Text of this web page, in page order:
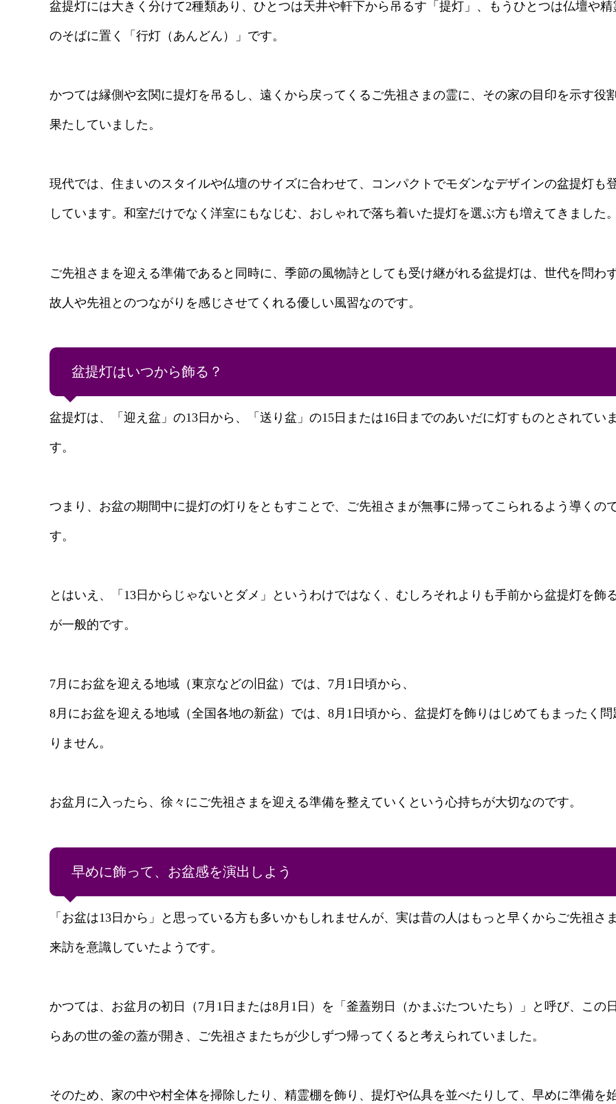
盆提灯には大きく分けて2種類あり、ひとつは天井や軒下から吊るす「提灯」、もうひとつは仏壇や精
のそばに置く「行灯（あんどん）」です。
かつては縁側や玄関に提灯を吊るし、遠くから戻ってくるご先祖さまの霊に、その家の目印を示す役
果たしていました。
現代では、住まいのスタイルや仏壇のサイズに合わせて、コンパクトでモダンなデザインの盆提灯も
しています。和室だけでなく洋室にもなじむ、おしゃれで落ち着いた提灯を選ぶ方も増えてきました。
ご先祖さまを迎える準備であると同時に、季節の風物詩としても受け継がれる盆提灯は、世代を問わず
故人や先祖とのつながりを感じさせてくれる優しい風習なのです。
盆提灯はいつから飾る？
盆提灯は、「迎え盆」の13日から、「送り盆」の15日または16日までのあいだに灯すものとされていま
す。
つまり、お盆の期間中に提灯の灯りをともすことで、ご先祖さまが無事に帰ってこられるよう導くの
す。
とはいえ、「13日からじゃないとダメ」というわけではなく、むしろそれよりも手前から盆提灯を飾
が一般的です。
7月にお盆を迎える地域（東京などの旧盆）では、7月1日頃から、
8月にお盆を迎える地域（全国各地の新盆）では、8月1日頃から、盆提灯を飾りはじめてもまったく問
りません。
お盆月に入ったら、徐々にご先祖さまを迎える準備を整えていくという心持ちが大切なのです。
早めに飾って、お盆感を演出しよう
「お盆は13日から」と思っている方も多いかもしれませんが、実は昔の人はもっと早くからご先祖さ
来訪を意識していたようです。
かつては、お盆月の初日（7月1日または8月1日）を「釜蓋朔日（かまぶたついたち）」と呼び、この
らあの世の釜の蓋が開き、ご先祖さまたちが少しずつ帰ってくると考えられていました。
そのため、家の中や村全体を掃除したり、精霊棚を飾り、提灯や仏具を並べたりして、早めに準備を